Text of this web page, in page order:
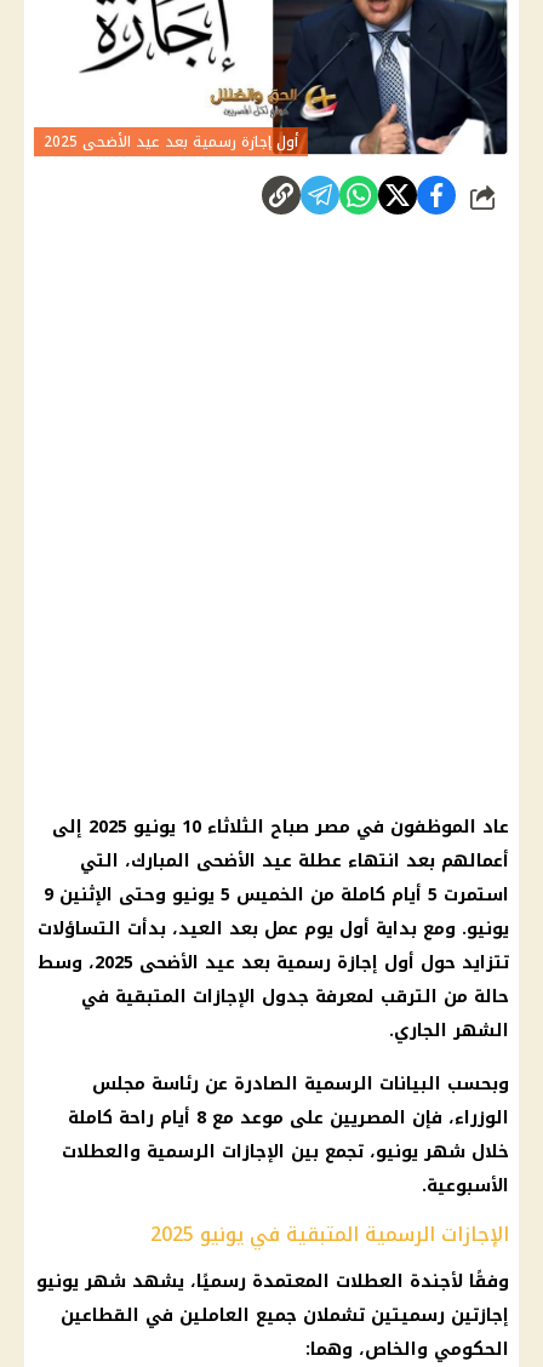
أول إجازة رسمية بعد عيد الأضحى 2025
شارك
عاد الموظفون في مصر صباح الثلاثاء 10 يونيو 2025
إلى
أعمالهم بعد انتهاء عطلة عيد الأضحى المبارك، التي
استمرت 5 أيام كاملة من الخميس 5 يونيو وحتى الإثنين 9
يونيو. ومع بداية أول يوم عمل بعد العيد، بدأت التساؤلات
تتزايد حول أول إجازة رسمية بعد عيد الأضحى
2025، وسط
حالة من الترقب لمعرفة جدول الإجازات المتبقية في
الشهر الجاري.
وبحسب البيانات الرسمية الصادرة عن رئاسة مجلس
الوزراء
، فإن المصريين على موعد مع 8 أيام راحة كاملة
خلال شهر يونيو، تجمع بين الإجازات الرسمية والعطلات
الأسبوعية.
الإجازات الرسمية المتبقية في يونيو 2025
وفقًا لأجندة العطلات المعتمدة رسميًا، يشهد شهر يونيو
إجازتين رسميتين تشملان جميع العاملين في القطاعين
الحكومي والخاص، وهما: